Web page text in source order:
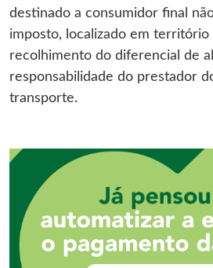
destinado a consumidor final
imposto, localizado em território
recolhimento do diferencial de
responsabilidade do prestador
transporte.